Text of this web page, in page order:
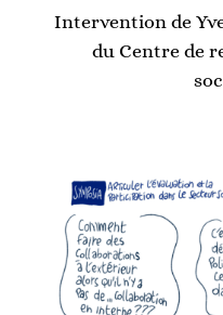
Intervention de
du Centre de